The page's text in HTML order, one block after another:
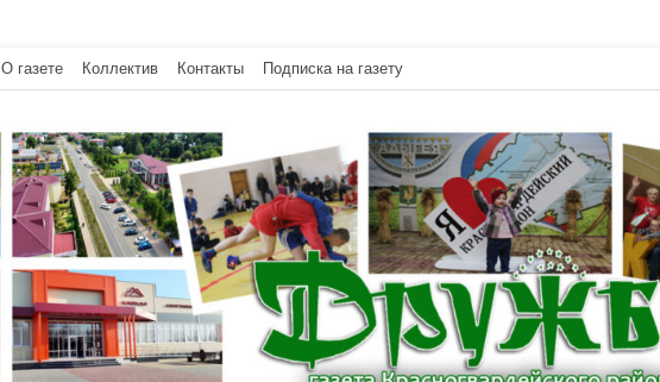
О газете Коллектив Контакты Подписка на газету